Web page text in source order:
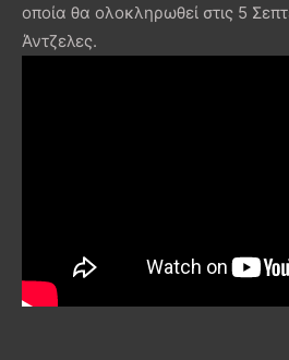
οποία θα ολοκληρωθεί στις 5
Άντζελες.